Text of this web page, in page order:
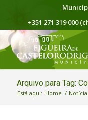
+351 271 319 000
Arquivo para Tag:
Está aqui: Home /